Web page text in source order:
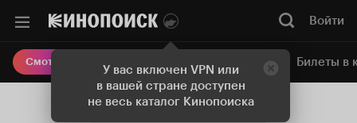
У вас включен VPN или
в вашей стране доступен
не весь каталог Кинопоиска
Войти
Смотреть кино Онлайн-кинотеатр Билеты в